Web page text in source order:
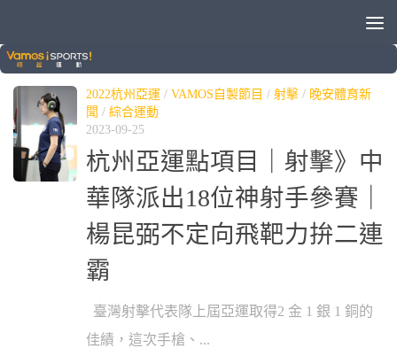
標籤：楊昆弼
2022杭州亞運 / VAMOS自製節目 / 射擊 / 晚安體育新
聞 / 綜合運動
2023-09-25
杭州亞運點項目｜射擊》中
華隊派出18位神射手參賽｜
楊昆弼不定向飛靶力拚二連
霸
臺灣射擊代表隊上屆亞運取得2 金 1 銀 1 銅的
佳績，這次手槍、...